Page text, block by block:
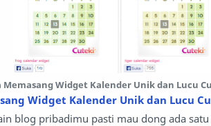
Memasang Widget Kalender Unik dan Lucu
Widget Kalender Unik dan Lucu
blog pribadimu pasti mau dong ada